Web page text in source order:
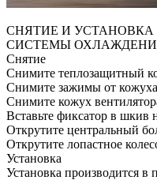
СНЯТИЕ И
СИСТЕМЫ
Снятие
Снимите теплозащитный
Снимите зажимы от кожуха
Снимите кожух
Вставьте фиксатор в шкив
Открутите центральный
Открутите лопастное
Установка
Установка производится в